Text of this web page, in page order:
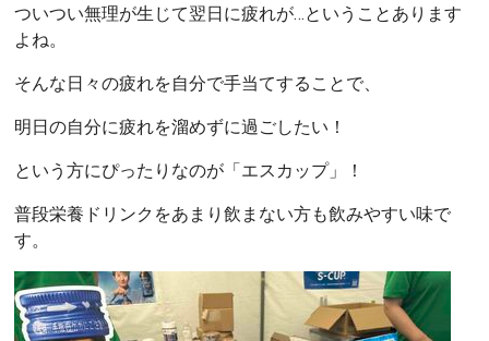
ついつい無理が生じて翌日に疲れが…ということあります
よね。
そんな日々の疲れを自分で手当てすることで、
明日の自分に疲れを溜めずに過ごしたい！
という方にぴったりなのが「エスカップ」！
普段栄養ドリンクをあまり飲まない方も飲みやすい味で
す。